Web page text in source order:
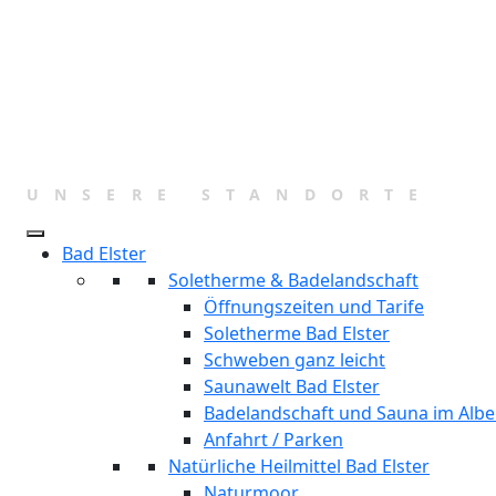
UNSERE STANDORTE
Bad Elster
Soletherme & Badelandschaft
Öffnungszeiten und Tarife
Soletherme Bad Elster
Schweben ganz leicht
Saunawelt Bad Elster
Badelandschaft und Sauna im
Anfahrt / Parken
Natürliche Heilmittel Bad Elster